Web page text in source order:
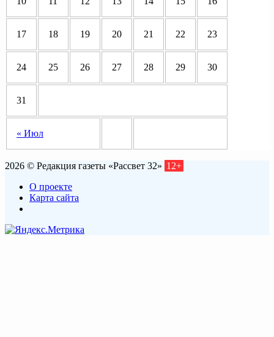
« Июл
17 18 19 20 21 22 23
24 25 26 27 28 29 30
31
2026 © Редакция газеты «Рассвет 32» 12+
О проекте
Карта сайта